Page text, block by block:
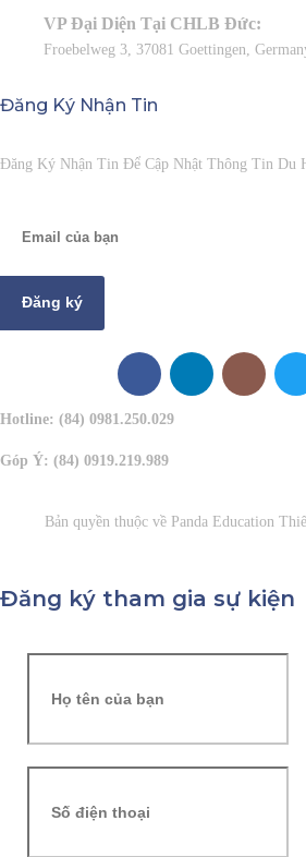
VP Đại Diện Tại CHLB Đức:
Froebelweg 3, 37081 Goettingen,
Đăng Ký Nhận Tin
Đăng Ký Nhận Tin Để Cập Nhật Thông Tin Du
Đăng ký
Hotline: (84) 0981.250.029
Góp Ý: (84) 0919.219.989
Bản quyền thuộc về Panda Education
Đăng ký tham gia sự kiện